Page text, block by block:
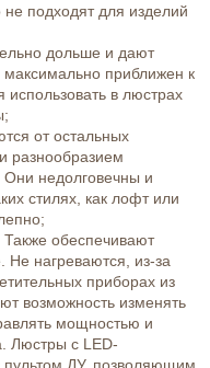
подходят для изделий
дольше и дают
максимально приближен к
использовать в люстрах
от остальных
разнообразием
Они недолговечны и
стилях, как лофт или
обеспечивают
Не нагреваются, из-за
приборах из
возможность изменять
мощностью и
Люстры с LED-